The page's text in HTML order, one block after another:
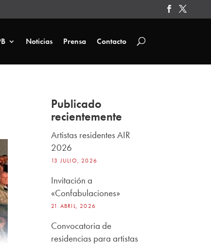
Noticias Prensa Contacto
Publicado
recientemente
Artistas residentes AIR
2026
13 JULIO, 2026
Invitación a
«Confabulaciones»
21 ABRIL, 2026
Convocatoria de
residencias para artistas